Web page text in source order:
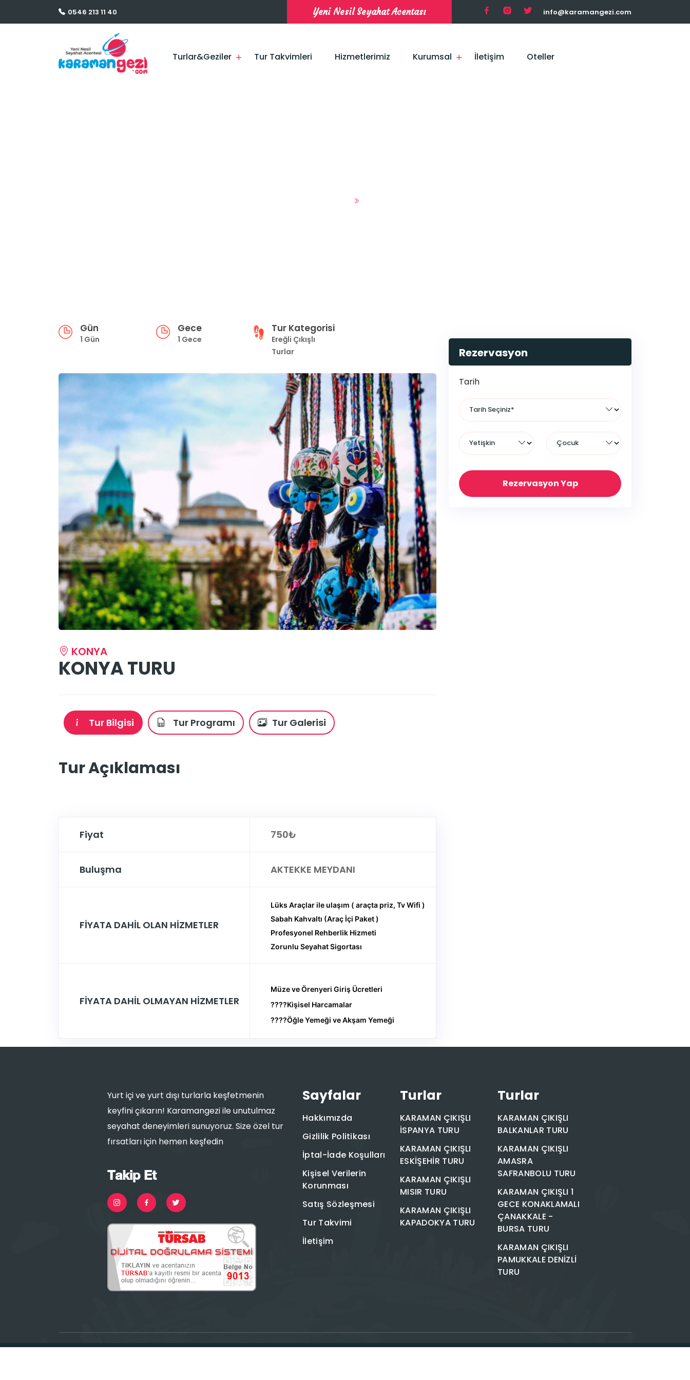
0546 213 11 40 Yeni Nesil Seyahat Acentası info@karamangezi.com
Turlar&Geziler Tur Takvimleri Hizmetlerimiz Kurumsal İletişim Oteller
Gün
1 Gün
Gece
1 Gece
Tur Kategorisi
Ereğli Çıkışlı
Turlar
KONYA
KONYA TURU
Tur Bilgisi Tur Programı Tur Galerisi
Tur Açıklaması
Fiyat 750₺
Buluşma AKTEKKE MEYDANI
FİYATA DAHİL OLAN HİZMETLER
Lüks Araçlar ile ulaşım ( araçta priz, Tv Wifi )
Sabah Kahvaltı (Araç İçi Paket )
Profesyonel Rehberlik Hizmeti
Zorunlu Seyahat Sigortası
FİYATA DAHİL OLMAYAN HİZMETLER
Müze ve Örenyeri Giriş Ücretleri
????Kişisel Harcamalar
????Öğle Yemeği ve Akşam Yemeği
Rezervasyon
Tarih
Rezervasyon Yap
Yurt içi ve yurt dışı turlarla keşfetmenin
keyfini çıkarın! Karamangezi ile unutulmaz
seyahat deneyimleri sunuyoruz. Size özel tur
fırsatları için hemen keşfedin
Takip Et
Sayfalar
Hakkımızda
Gizlilik Politikası
İptal-İade Koşulları
Kişisel Verilerin
Korunması
Satış Sözleşmesi
Tur Takvimi
İletişim
Turlar
KARAMAN ÇIKIŞLI
İSPANYA TURU
KARAMAN ÇIKIŞLI
ESKİŞEHİR TURU
KARAMAN ÇIKIŞLI
MISIR TURU
KARAMAN ÇIKIŞLI
KAPADOKYA TURU
Turlar
KARAMAN ÇIKIŞLI
BALKANLAR TURU
KARAMAN ÇIKIŞLI
AMASRA
SAFRANBOLU TURU
KARAMAN ÇIKIŞLI 1
GECE KONAKLAMALI
ÇANAKKALE -
BURSA TURU
KARAMAN ÇIKIŞLI
PAMUKKALE DENİZLİ
TURU